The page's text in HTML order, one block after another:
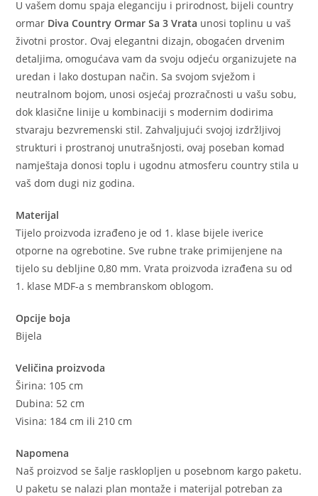
U vašem domu spaja eleganciju i prirodnost, bijeli country
ormar Diva Country Ormar Sa 3 Vrata unosi toplinu u vaš
životni prostor. Ovaj elegantni dizajn, obogaćen drvenim
detaljima, omogućava vam da svoju odjeću organizujete na
uredan i lako dostupan način. Sa svojom svježom i
neutralnom bojom, unosi osjećaj prozračnosti u vašu sobu,
dok klasične linije u kombinaciji s modernim dodirima
stvaraju bezvremenski stil. Zahvaljujući svojoj izdržljivoj
strukturi i prostranoj unutrašnjosti, ovaj poseban komad
namještaja donosi toplu i ugodnu atmosferu country stila u
vaš dom dugi niz godina.
Materijal
Tijelo proizvoda izrađeno je od 1. klase bijele iverice
otporne na ogrebotine. Sve rubne trake primijenjene na
tijelo su debljine 0,80 mm. Vrata proizvoda izrađena su od
1. klase MDF-a s membranskom oblogom.
Opcije boja
Bijela
Veličina proizvoda
Širina: 105 cm
Dubina: 52 cm
Visina: 184 cm ili 210 cm
Napomena
Naš proizvod se šalje rasklopljen u posebnom kargo paketu.
U paketu se nalazi plan montaže i materijal potreban za